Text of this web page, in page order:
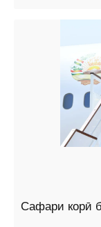
Сафари корӣ